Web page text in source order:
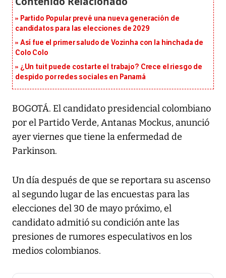
Partido Popular prevé una nueva generación de
candidatos para las elecciones de 2029
Así fue el primer saludo de Vozinha con la hinchada de
Colo Colo
¿Un tuit puede costarte el trabajo? Crece el riesgo de
despido por redes sociales en Panamá
BOGOTÁ. El candidato presidencial colombiano
por el Partido Verde, Antanas Mockus, anunció
ayer viernes que tiene la enfermedad de
Parkinson.
Un día después de que se reportara su ascenso
al segundo lugar de las encuestas para las
elecciones del 30 de mayo próximo, el
candidato admitió su condición ante las
presiones de rumores especulativos en los
medios colombianos.